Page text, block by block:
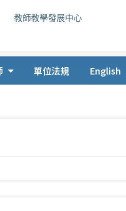
教師教學發展中心
單位法規 English